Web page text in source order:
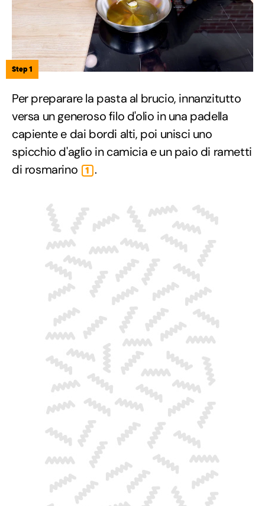
Step 1
Per preparare la pasta al brucio, innanzitutto
versa un generoso filo d'olio in una padella
capiente e dai bordi alti, poi unisci uno
spicchio d'aglio in camicia e un paio di rametti
di rosmarino
1 .